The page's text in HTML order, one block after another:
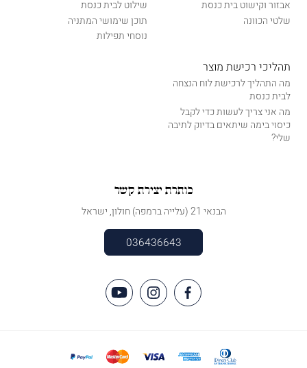
אבזור וקישוט בית כנסת
שלטי הכוונה
שילוט לבית כנסת
תוכן שימושי המתניה
נוסחי תפילות
תהליכי רכישת מוצר
מה התהליך לרכישת לוח הנצחה
לבית כנסת
מה אני צריך לעשות כדי לקבל
כיסוי בימה שיתאים בדיוק לתיבה
שלי?
כותרת יצירת קשר
הבנאי 21 (עלייה ברמפה) חולון, ישראל
036436643